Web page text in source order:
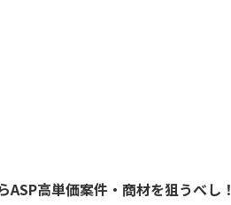
高単価案件・商材を狙うべし！